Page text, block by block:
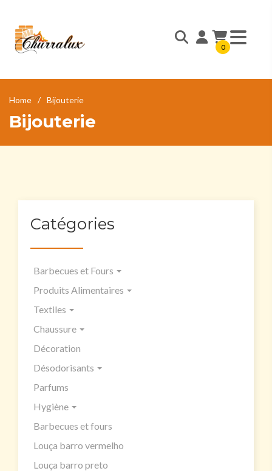
0
Home Bijouterie
Bijouterie
Catégories
Barbecues et Fours
Produits Alimentaires
Textiles
Chaussure
Décoration
Désodorisants
Parfums
Hygiène
Barbecues et fours
Louça barro vermelho
Louça barro preto